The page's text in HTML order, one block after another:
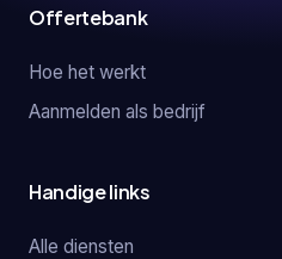
Offertebank
Hoe het werkt
Aanmelden als bedrijf
Handige links
Alle diensten